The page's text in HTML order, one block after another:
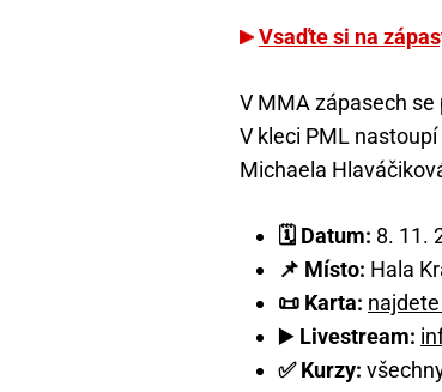
Vsaďte si na
V MMA zápasech
V kleci PML
Michaela
🗓️ Datum: 8. 11.
📌 Místo: Hala
📜 Karta:
▶️ Livestream:
✅ Kurzy: